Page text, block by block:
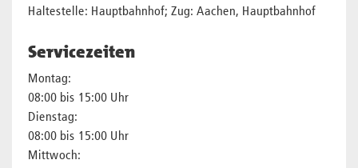
Haltestelle: Hauptbahnhof; Zug: Aachen, Hauptbahnhof
Servicezeiten
Montag:
08:00 bis 15:00 Uhr
Dienstag:
08:00 bis 15:00 Uhr
Mittwoch: